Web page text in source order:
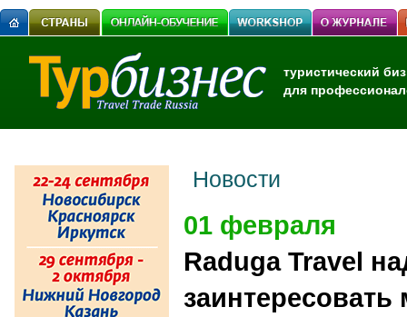
туристический
для
Новости
01 февраля
Raduga Travel